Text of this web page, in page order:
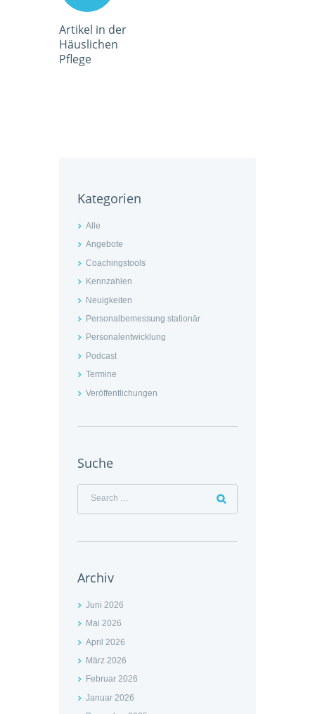
Artikel in der
Häuslichen
Pflege
Kategorien
Alle
Angebote
Coachingstools
Kennzahlen
Neuigkeiten
Personalbemessung stationär
Personalentwicklung
Podcast
Termine
Veröffentlichungen
Suche
Archiv
Juni 2026
Mai 2026
April 2026
März 2026
Februar 2026
Januar 2026